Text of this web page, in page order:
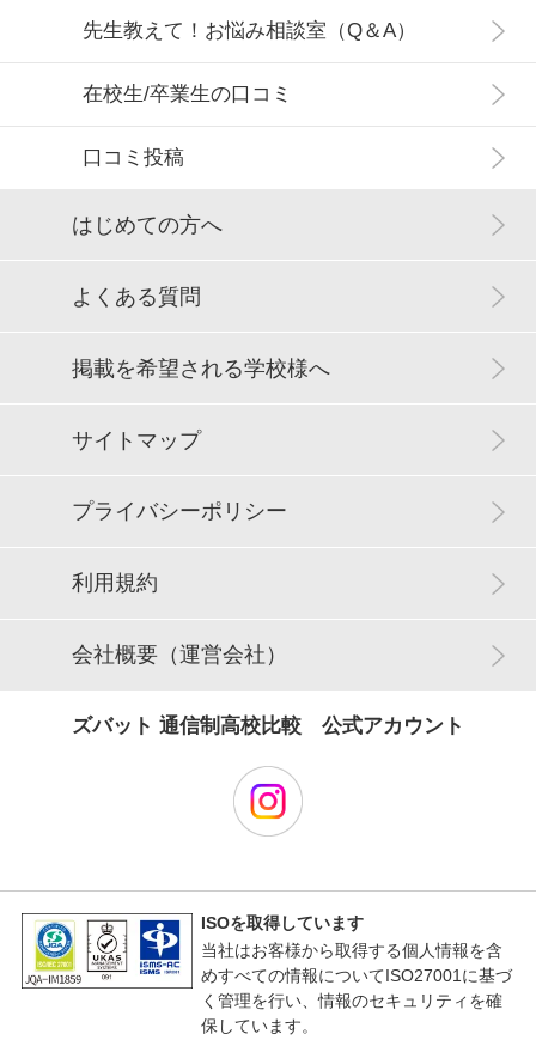
先生教えて！お悩み相談室（Q＆A）
在校生/卒業生の口コミ
口コミ投稿
はじめての方へ
よくある質問
掲載を希望される学校様へ
サイトマップ
プライバシーポリシー
利用規約
会社概要（運営会社）
ズバット 通信制高校比較 公式アカウント
ISOを取得しています
当社はお客様から取得する個人情報を含
めすべての情報についてISO27001に基づ
く管理を行い、情報のセキュリティを確
保しています。